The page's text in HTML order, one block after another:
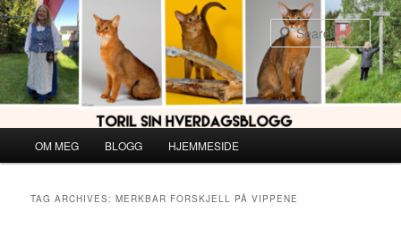
Skip
to
primary
content
Skip
to
secondary
content
OM MEG BLOGG HJEMMESIDE
TAG ARCHIVES:MERKBAR FORSKJELL PÅ VIPPENE